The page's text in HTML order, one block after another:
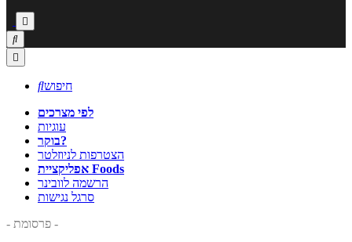



חיפוש
לפי מצרכים
עוגיות
בוקר?
הצטרפות לניוזלטר
אפליקציית Foods
הרשמה לוובינר
סרגל נגישות
- פרסומת -